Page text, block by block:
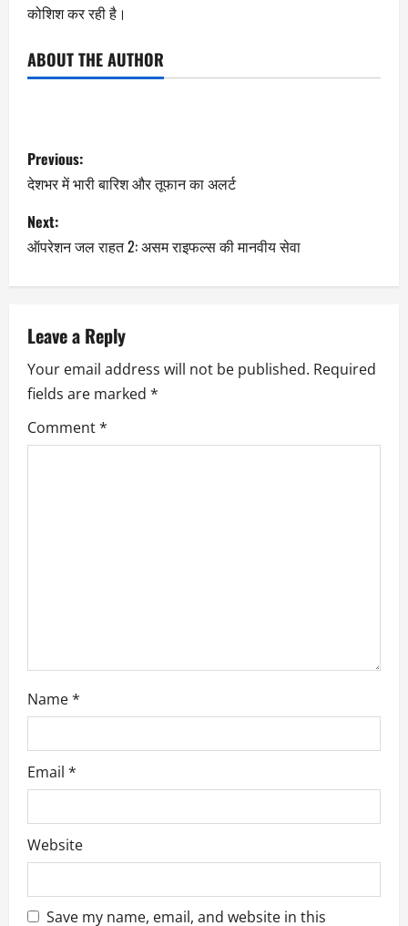
कोशिश कर रही है।
ABOUT THE AUTHOR
Previous:
देशभर में भारी बारिश और तूफान का अलर्ट
Next:
ऑपरेशन जल राहत 2: असम राइफल्स की मानवीय सेवा
Leave a Reply
Your email address will not be published. Required
fields are marked *
Comment*
Name*
Email *
Website
Save my name, email, and website in this